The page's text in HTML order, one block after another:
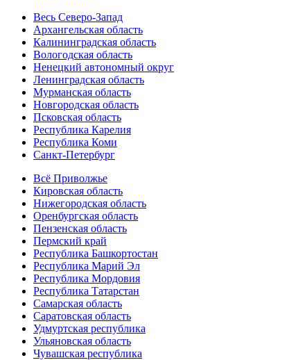
Весь Северо-Запад
Архангельская область
Калининградская область
Вологодская область
Ненецкий автономный округ
Ленинградская область
Мурманская область
Новгородская область
Псковская область
Республика Карелия
Республика Коми
Санкт-Петербург
Всё Приволжье
Кировская область
Нижегородская область
Оренбургская область
Пензенская область
Пермский край
Республика Башкортостан
Республика Марий Эл
Республика Мордовия
Республика Татарстан
Самарская область
Саратовская область
Удмуртская республика
Ульяновская область
Чувашская республика